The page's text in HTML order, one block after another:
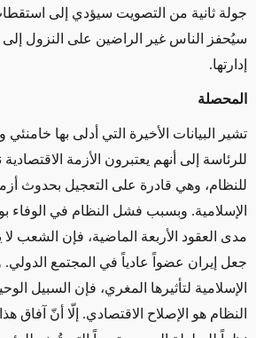
جولة ثانية من التصويت سيؤدي إلى
سيُحفز الناس غير الراضين على النزول إلى
إدارتها.
المحصلة
تشير البيانات الأخيرة التي أدلى بها
للرئاسة إلى أنهم يعتبرون الأزمة
للنظام، وهي قادرة على التعجيل بحدوث
الإسلامية. وبسبب فشل النظام في الوفاء
مدى العقود الأربعة الماضية، فإن الشعب
جعل إيران عضواً عادياً في المجتمع الدولي.
الإسلامية لتأثيرها المغري، فإن السبيل
النظام هو الإصلاح الاقتصادي. إلّا أنّ آفاق